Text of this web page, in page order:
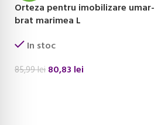
Orteza pentru imobilizare umar-
brat marimea L
In stoc
85,99lei 80,83 lei